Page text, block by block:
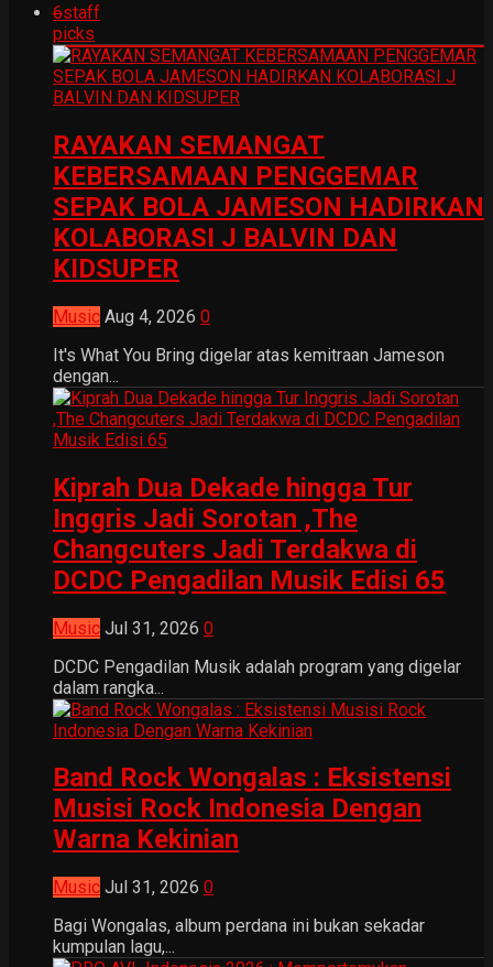
6staff
picks
RAYAKAN SEMANGAT
KEBERSAMAAN PENGGEMAR
SEPAK BOLA JAMESON HADIRKAN
KOLABORASI J BALVIN DAN
KIDSUPER
Music Aug 4, 2026 0
It's What You Bring digelar atas kemitraan Jameson
dengan...
Kiprah Dua Dekade hingga Tur
Inggris Jadi Sorotan ,The
Changcuters Jadi Terdakwa di
DCDC Pengadilan Musik Edisi 65
Music Jul 31, 2026 0
DCDC Pengadilan Musik adalah program yang digelar
dalam rangka...
Band Rock Wongalas : Eksistensi
Musisi Rock Indonesia Dengan
Warna Kekinian
Music Jul 31, 2026 0
Bagi Wongalas, album perdana ini bukan sekadar
kumpulan lagu,...